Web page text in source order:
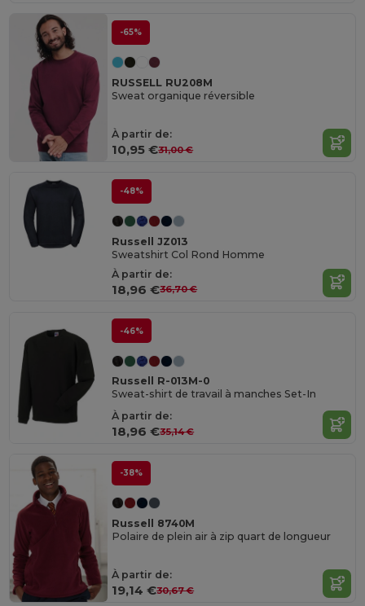
-65%
RUSSELL RU208M
Sweat organique réversible
À partir de:
10,95 €31,00 €
-48%
Russell JZ013
Sweatshirt Col Rond Homme
À partir de:
18,96 €36,70 €
-46%
Russell R-013M-0
Sweat-shirt de travail à manches Set-In
À partir de:
18,96 €35,14 €
-38%
Russell 8740M
Polaire de plein air à zip quart de longueur
À partir de:
19,14 €30,67 €